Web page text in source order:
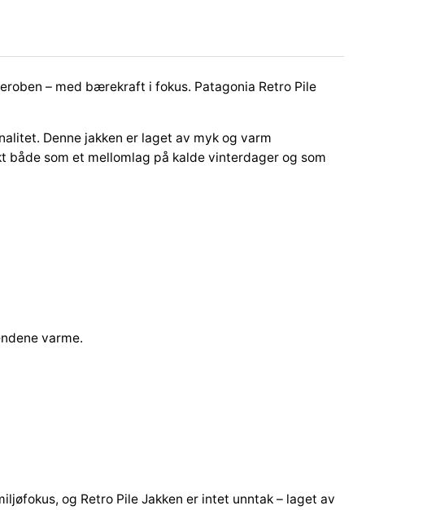
– med bærekraft i fokus. Patagonia Retro Pile
Denne jakken er laget av myk og varm
som et mellomlag på kalde vinterdager og som
varme.
og Retro Pile Jakken er intet unntak – laget av